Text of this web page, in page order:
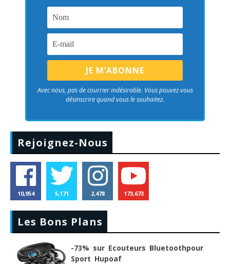
Avec nous, pas de courrier indésirable. Vous pouvez vous
désinscrire quand vous le souhaitez.
Rejoignez-Nous
10,954 5,171 2,478 173,673
Les Bons Plans
-73% sur Ecouteurs Bluetoothpour
Sport Hupoaf